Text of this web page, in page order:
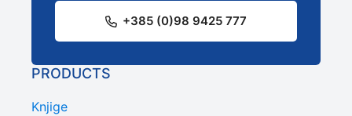
+385 (0)98 9425 777
PRODUCTS
Knjige